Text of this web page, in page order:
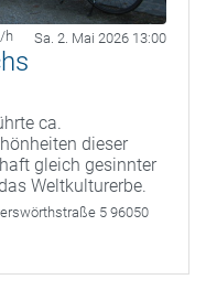
h Sa. 2. Mai 2026 13:00
ca.
dieser
gleich gesinnter
Weltkulturerbe.
5 96050